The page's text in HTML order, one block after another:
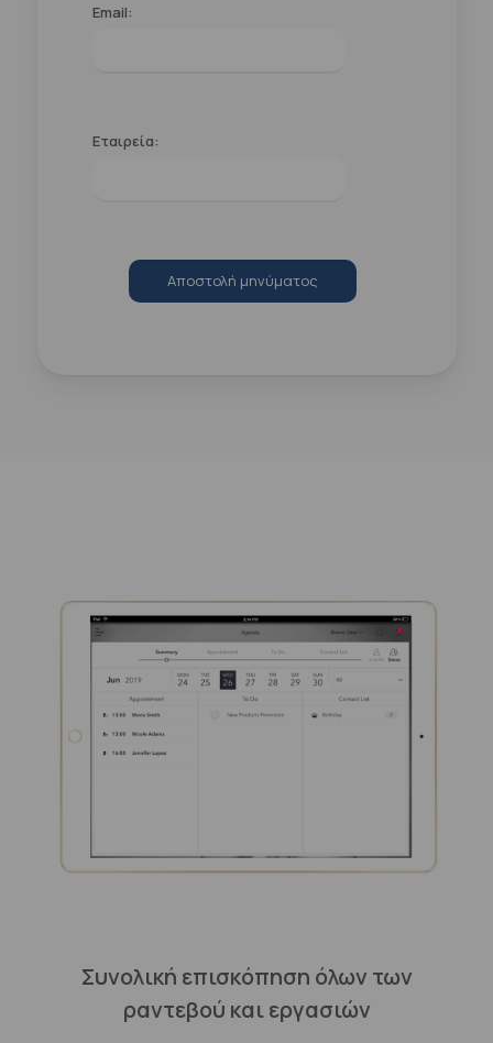
Email:
Εταιρεία:
Αποστολή μηνύματος
Συνολική επισκόπηση όλων των
ραντεβού και εργασιών